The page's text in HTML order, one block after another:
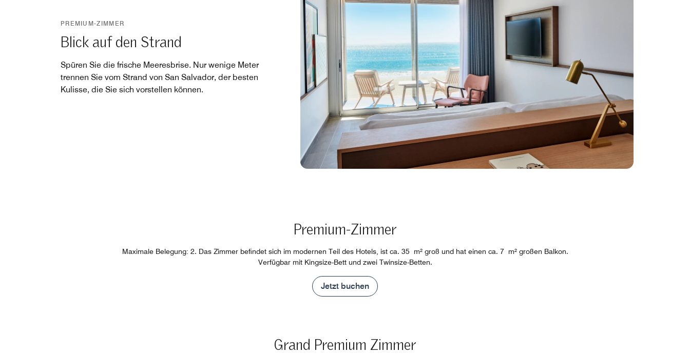
PREMIUM-ZIMMER
Blick auf den Strand
Spüren Sie die frische Meeresbrise. Nur wenige Meter
trennen Sie vom Strand von San Salvador, der besten
Kulisse, die Sie sich vorstellen können.
Premium-Zimmer
Maximale Belegung: 2. Das Zimmer befindet sich im modernen Teil des Hotels, ist ca. 35 m² groß und hat einen ca. 7 m² großen Balkon.
Verfügbar mit Kingsize-Bett und zwei Twinsize-Betten.
Jetzt buchen
Grand Premium Zimmer